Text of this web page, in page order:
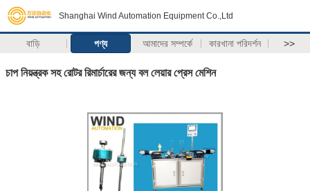
Shanghai Wind Automation Equipment Co.,Ltd
বাড়ি পণ্য আমাদের সম্পর্কে কারখানা পরিদর্শন >>
চাপ নিয়ন্ত্রক সহ রোটর রিমার্চারের জন্য বল লেয়ার প্রেস মেশিন